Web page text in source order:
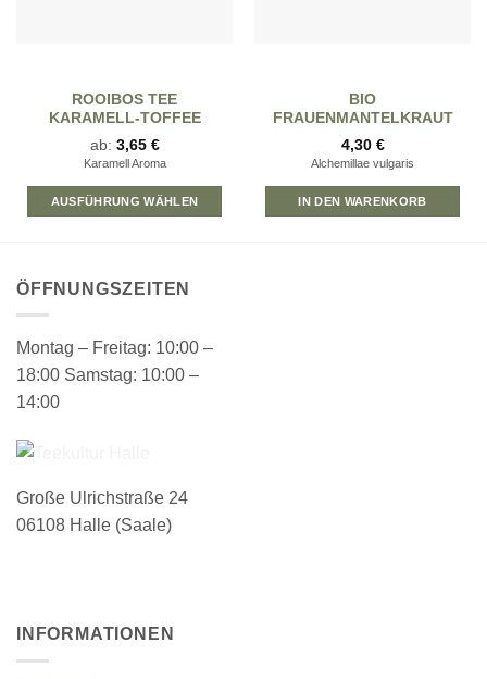
ROOIBOS TEE
KARAMELL-TOFFEE
ab: 3,65 €
Karamell Aroma
AUSFÜHRUNG WÄHLEN
mehrere
auf.
Optionen
gewählt
werden
BIO
FRAUENMANTELKRAUT
4,30 €
Alchemillae vulgaris
IN DEN WARENKORB
ÖFFNUNGSZEITEN
Montag – Freitag: 10:00 –
18:00 Samstag: 10:00 –
14:00
Große Ulrichstraße 24
06108 Halle (Saale)
INFORMATIONEN